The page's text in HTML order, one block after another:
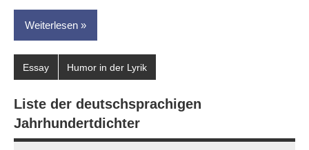
Weiterlesen
Essay Humor in der Lyrik
Liste der deutschsprachigen
Jahrhundertdichter